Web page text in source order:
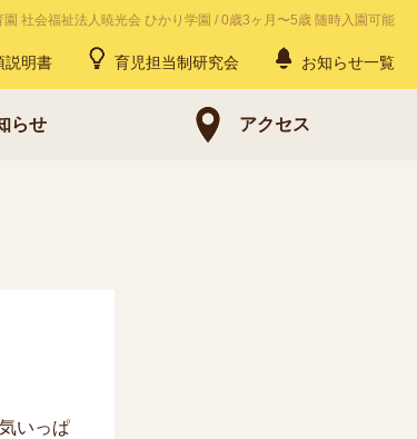
社会福祉法人暁光会 ひかり学園 / 0歳3ヶ月〜5歳 随時入園可能
らせ アクセス
説明書 育児担当制研究会 お知らせ一覧
いっぱ